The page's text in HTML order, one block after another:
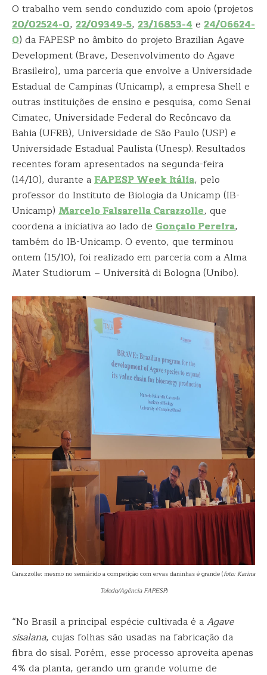
O trabalho vem sendo conduzido com apoio (projetos
20/02524-0, 22/09349-5, 23/16853-4e 24/06624-
0) da FAPESP no âmbito do projeto Brazilian Agave
Development (Brave, Desenvolvimento do Agave
Brasileiro), uma parceria que envolve a Universidade
Estadual de Campinas (Unicamp), a empresa Shell e
outras instituições de ensino e pesquisa, como Senai
Cimatec, Universidade Federal do Recôncavo da
Bahia (UFRB), Universidade de São Paulo (USP) e
Universidade Estadual Paulista (Unesp). Resultados
recentes foram apresentados na segunda-feira
(14/10), durante aFAPESP Week Itália, pelo
professor do Instituto de Biologia da Unicamp (IB-
Unicamp) Marcelo Falsarella Carazzolle, que
coordena a iniciativa ao lado de Gonçalo Pereira,
também do IB-Unicamp. O evento, que terminou
ontem (15/10), foi realizado em parceria com a Alma
Mater Studiorum – Università di Bologna (Unibo).
Carazzolle: mesmo no semiárido a competição com ervas daninhas é grande (foto: Karina
Toledo/Agência FAPESP)
“No Brasil a principal espécie cultivada é aAgave
sisalana, cujas folhas são usadas na fabricação da
fibra do sisal. Porém, esse processo aproveita apenas
4% da planta, gerando um grande volume de